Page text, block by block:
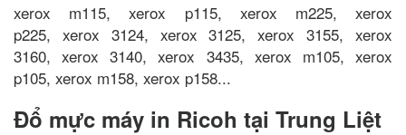
xerox m115, xerox p115, xerox m225, xerox
p225, xerox 3124, xerox 3125, xerox 3155, xerox
3160, xerox 3140, xerox 3435, xerox m105, xerox
p105, xerox m158, xerox p158...
Đổ mực máy in Ricoh tại Trung Liệt